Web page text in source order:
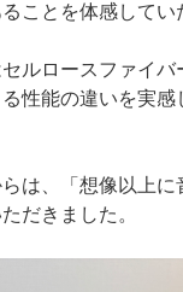
ことを体感してい
ルロースファイ
性能の違いを実感
は、「想像以上
だきました。